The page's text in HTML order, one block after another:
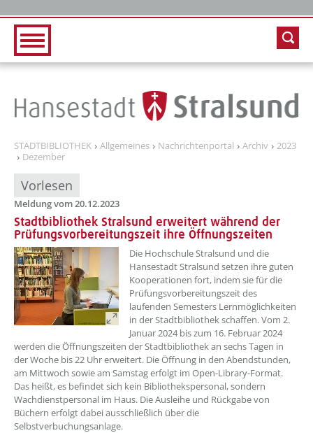
STADTBIBLIOTHEK Allgemeines Nachrichtenportal Archiv
2023
Dezember
Vorlesen
Meldung vom 20.12.2023
Stadtbibliothek Stralsund erweitert während der
Prüfungsvorbereitungszeit ihre Öffnungszeiten
??? absaetzeOben[1]/titel ???
Die Hochschule Stralsund und die
Hansestadt Stralsund setzen ihre guten
Kooperationen fort, indem sie für die
Prüfungsvorbereitungszeit des
laufenden Semesters Lernmöglichkeiten
in der Stadtbibliothek schaffen. Vom 2.
Januar 2024 bis zum 16. Februar 2024
werden die Öffnungszeiten der Stadtbibliothek an sechs Tagen in
der Woche bis 22 Uhr erweitert. Die Öffnung in den Abendstunden,
am Mittwoch sowie am Samstag erfolgt im Open-Library-Format.
Das heißt, es befindet sich kein Bibliothekspersonal, sondern
Wachdienstpersonal im Haus. Die Ausleihe und Rückgabe von
Büchern erfolgt dabei ausschließlich über die
Selbstverbuchungsanlage.